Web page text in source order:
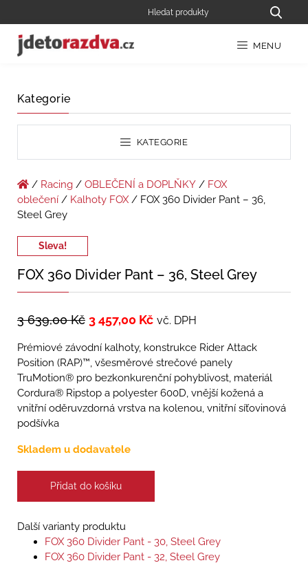
MENU
Kategorie
KATEGORIE
/ Racing / OBLEČENÍ a DOPLŇKY / FOX
oblečení / Kalhoty FOX/ FOX 360 Divider Pant – 36,
Steel Grey
Sleva!
FOX 360 Divider Pant – 36, Steel Grey
3 639,00Kč 3 457,00 Kč vč. DPH
Prémiové závodní kalhoty, konstrukce Rider Attack
Position (RAP)™, všesměrové strečové panely
TruMotion® pro bezkonkurenční pohyblivost, materiál
Cordura® Ripstop a polyester 600D, vnější kožená a
vnitřní oděruvzdorná vrstva na kolenou, vnitřní síťovinová
podšívka
Skladem u dodavatele
Přidat do košíku
Další varianty produktu
FOX 360 Divider Pant - 30, Steel Grey
FOX 360 Divider Pant - 32, Steel Grey